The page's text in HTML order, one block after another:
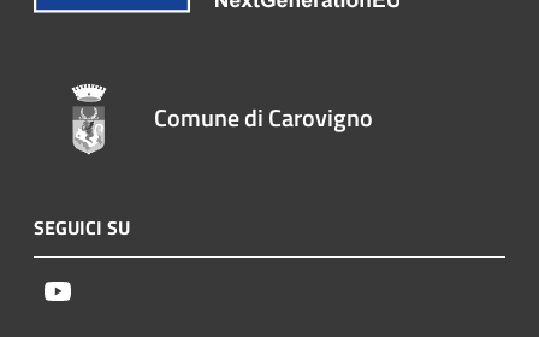
Comune di Carovigno
SEGUICI SU